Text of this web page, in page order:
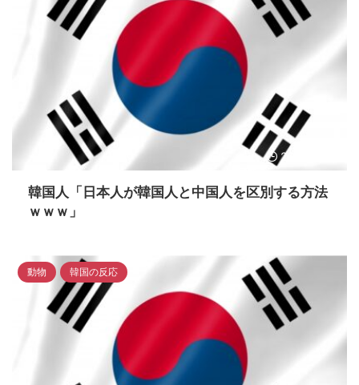
2023/4/18
韓国人「日本人が韓国人と中国人を区別する方法
ｗｗｗ」
動物 韓国の反応